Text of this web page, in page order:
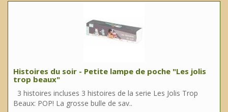
Histoires du soir - Petite lampe de poche "Les jolis
trop beaux"
3 histoires incluses 3 histoires de la serie Les Jolis Trop
Beaux: POP! La grosse bulle de sav..